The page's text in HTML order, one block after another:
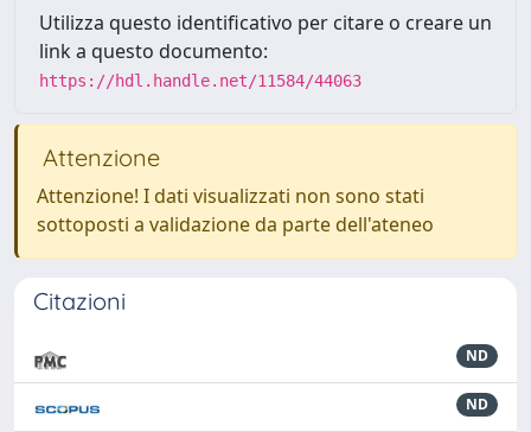
Utilizza questo identificativo per citare o creare un
link a questo documento:
https://hdl.handle.net/11584/44063
Attenzione
Attenzione! I dati visualizzati non sono stati
sottoposti a validazione da parte dell'ateneo
Citazioni
ND
ND